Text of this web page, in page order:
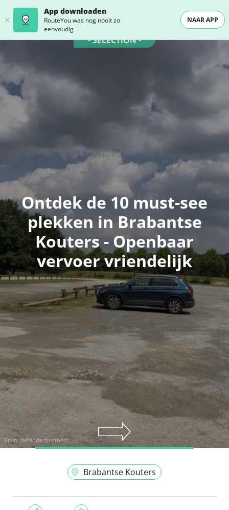
App downloaden
RouteYou was nog nooit zo
eenvoudig
NAAR APP
- SELECTION -
Ontdek de 10 must-see
plekken in Brabantse
Kouters - Openbaar
vervoer vriendelijk
Bron: defenderbrothers
Brabantse Kouters